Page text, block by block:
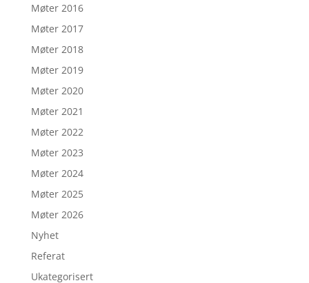
Møter 2016
Møter 2017
Møter 2018
Møter 2019
Møter 2020
Møter 2021
Møter 2022
Møter 2023
Møter 2024
Møter 2025
Møter 2026
Nyhet
Referat
Ukategorisert